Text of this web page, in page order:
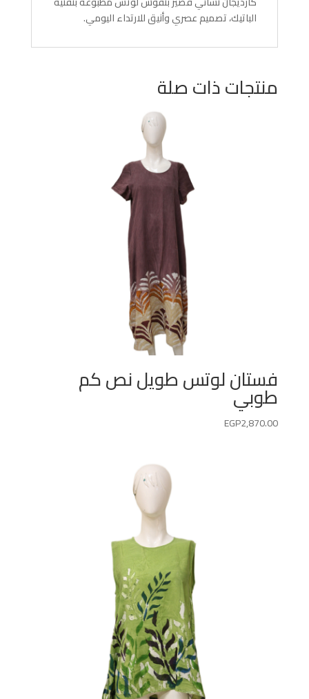
الباتيك، تصميم عصري وأنيق للارتداء اليومي.
منتجات ذات صلة
فستان لوتس طويل نص كم
طوبي
EGP2,870.00